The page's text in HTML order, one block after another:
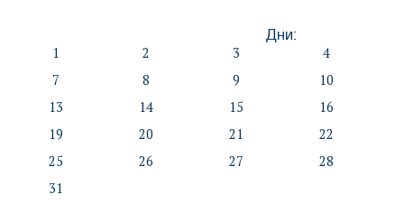
Дни:
1 2 3
4
7
8 9
10
13
14 15
16
19
20 21
22
25
26 27
28
31